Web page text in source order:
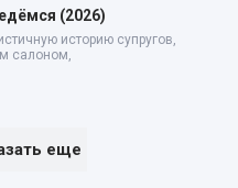
(2026)
историю супругов,
салоном,
еще